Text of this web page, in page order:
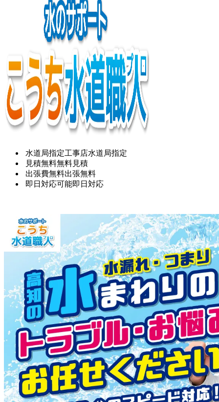
水道局指定工事店水道局指定
見積無料無料見積
出張費無料出張無料
即日対応可能即日対応